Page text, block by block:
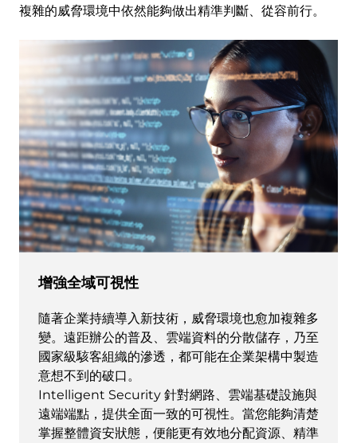
複雜的威脅環境中依然能夠做出精準判斷、從容前行。
增強全域可視性
隨著企業持續導入新技術，威脅環境也愈加複雜多
變。遠距辦公的普及、雲端資料的分散儲存，乃至
國家級駭客組織的滲透，都可能在企業架構中製造
意想不到的破口。
Intelligent Security 針對網路、雲端基礎設施與
遠端端點，提供全面一致的可視性。當您能夠清楚
掌握整體資安狀態，便能更有效地分配資源、精準